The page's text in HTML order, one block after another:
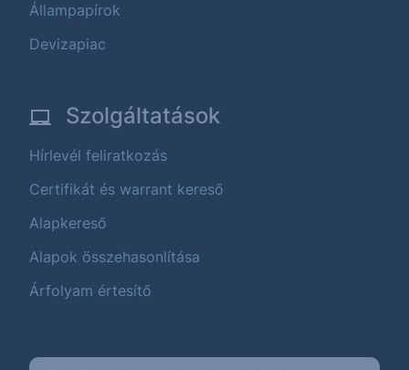
Állampapírok
Devizapiac
Szolgáltatások
Hírlevél feliratkozás
Certifikát és warrant kereső
Alapkereső
Alapok összehasonlítása
Árfolyam értesítő